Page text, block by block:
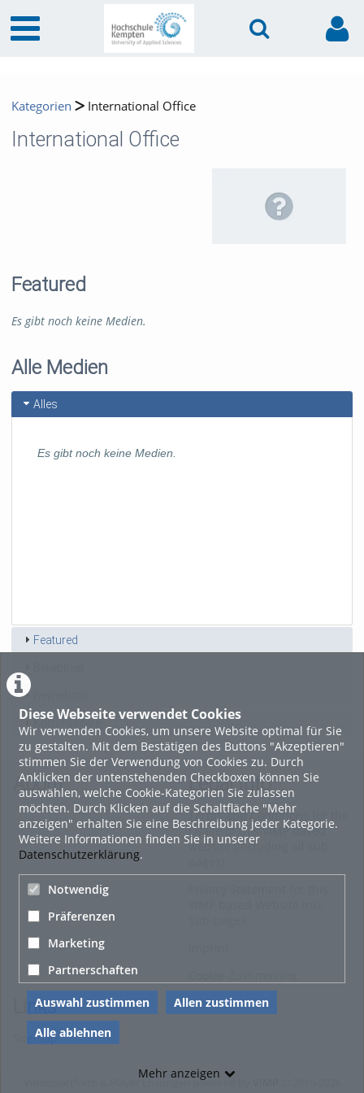
Diese Webseite verwendet Cookies
Wir verwenden Cookies, um unsere Website optimal für Sie
zu gestalten. Mit dem Bestätigen des Buttons "Akzeptieren"
stimmen Sie der Verwendung von Cookies zu. Durch
Anklicken der untenstehenden Checkboxen können Sie
auswählen, welche Cookie-Kategorien Sie zulassen
möchten. Durch Klicken auf die Schaltfläche "Mehr
anzeigen" erhalten Sie eine Beschreibung jeder Kategorie.
Weitere Informationen finden Sie in unserer
Datenschutzerklärung.
Notwendig
Präferenzen
Marketing
Partnerschaften
Auswahl zustimmen
Allen zustimmen
Alle ablehnen
Mehr anzeigen
Kategorien International Office
International Office
Featured
Es gibt noch keine Medien.
Alle Medien
Alles
Es gibt noch keine Medien.
Featured
Kommentare
About Legal Info
Terms and Conditions for the
Usage of this VIMP based
website (including all sub-
Links
Sitemap
Videoplattform & Player Lösungen powered by